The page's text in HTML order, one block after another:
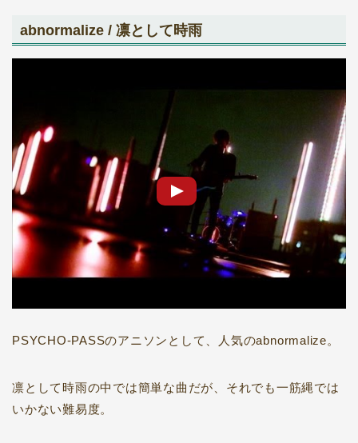
abnormalize / 凛として時雨
PSYCHO-PASSのアニソンとして、人気のabnormalize。
凛として時雨の中では簡単な曲だが、それでも一筋縄では
いかない難易度。